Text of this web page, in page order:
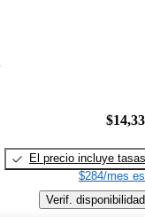
El precio incluye tasas
$284/mes
Verif. disponibilidad